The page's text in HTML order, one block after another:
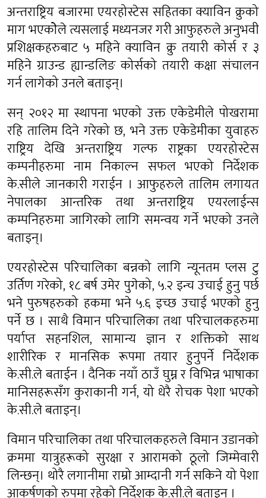
अन्तराष्ट्रिय बजारमा एयरहोस्टेस सहितका क्याविन क्रुको
माग भएकोेले त्यसलाई मध्यनजर गरी आफुहरुले अनुभवी
प्रशिक्षकहरुबाट ५ महिने क्याविन क्रु तयारी कोर्स र ३
महिने ग्राउन्ड ह्यान्डलिङ कोर्सको तयारी कक्षा संचालन
गर्न लागेको उनले बताइन्।
सन् २०१२ मा स्थापना भएको उक्त एकेडेमीले पोखरामा
रहि तालिम दिने गरेको छ, भने उक्त एकेडेमीका युवाहरु
राष्ट्रिय देखि अन्तराष्ट्रिय गल्फ राष्ट्रका एयरहोस्टेस
कम्पनीहरुमा नाम निकाल्न सफल भएको निर्देशक
के.सीले जानकारी गराईन । आफुहरुले तालिम लगायत
नेपालका आन्तरिक तथा अन्तराष्ट्रिय एयरलाईन्स
कम्पनिहरुमा जागिरको लागि समन्वय गर्ने भएको उनले
बताइन्।
एयरहोस्टेस परिचालिका बन्नको लागि न्यूनतम प्लस टु
उर्तिण गरेको, १८ बर्ष उमेर पुगेको, ५.२ इन्च उचाई हुनु पर्छ
भने पुरुषहरुको हकमा भने ५.६ इच्छ उचाई भएको हुनु
पर्ने छ । साथै विमान परिचालिका तथा परिचालकहरुमा
पर्याप्त सहनशिल, सामान्य ज्ञान र शक्तिको साथ
शारीरिक र मानसिक रूपमा तयार हुनुपर्ने निर्देशक
के.सी.ले बताईन । दैनिक नयाँ ठाउँ घुम्न र विभिन्न भाषाका
मानिसहरूसँग कुराकानी गर्न, यो धेरै रोचक पेशा भएको
के.सी.ले बताइन्।
विमान परिचालिका तथा परिचालकहरुले विमान उडानको
क्रममा यात्रुहरूको सुरक्षा र आरामको ठूलो जिम्मेवारी
लिन्छन्। थोरै लगानीमा राम्रो आम्दानी गर्न सकिने यो पेशा
आकर्षणको रुपमा रहेको निर्देशक के.सी.ले बताइन् ।